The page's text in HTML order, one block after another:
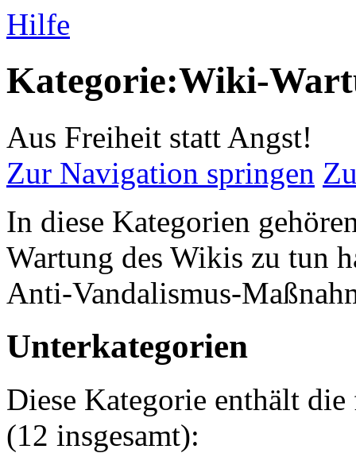
Hilfe
Kategorie:Wiki-
Aus Freiheit statt Angst!
Zur Navigation springen
In diese Kategorien
Wartung des Wikis zu tun
Anti-Vandalismus-
Unterkategorien
Diese Kategorie enthält
(12 insgesamt):